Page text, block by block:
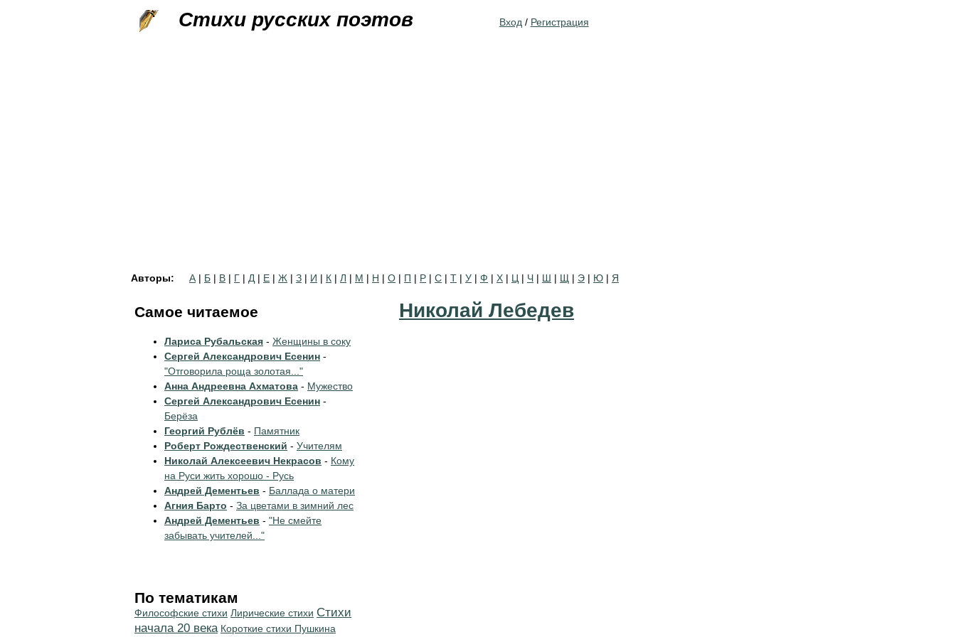
Стихи русских поэтов Вход / Регистрация
Авторы: А | Б | В | Г | Д | Е | Ж | З | И | К | Л | М | Н | О | П | Р | С | Т | У | Ф | Х | Ц | Ч | Ш | Щ | Э | Ю | Я
Николай Лебедев
Самое читаемое
Лариса Рубальская - Женщины в соку
Сергей Александрович Есенин -
"Отговорила роща золотая..."
Анна Андреевна Ахматова - Мужество
Сергей Александрович Есенин -
Берёза
Георгий Рублёв - Памятник
Роберт Рождественский - Учителям
Николай Алексеевич Некрасов - Кому
на Руси жить хорошо - Русь
Андрей Дементьев - Баллада о матери
Агния Барто - За цветами в зимний лес
Андрей Дементьев - "Не смейте
забывать учителей..."
По тематикам
Философские стихи Лирические стихи Cтихи
начала 20 века Короткие стихи Пушкина